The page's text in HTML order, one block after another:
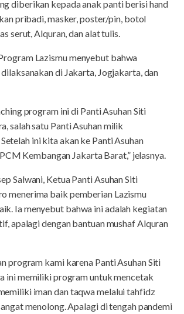
diberikan kepada anak panti berisi hand
pribadi, masker, poster/pin, botol
serut, Alquran, dan alat tulis.
Lazismu menyebut bahwa
di Jakarta, Jogjakarta, dan
program ini di Panti Asuhan Siti
salah satu Panti Asuhan milik
ini kita akan ke Panti Asuhan
Kembangan Jakarta Barat,” jelasnya.
Salwani, Ketua Panti Asuhan Siti
menerima baik pemberian Lazismu
Ia menyebut bahwa ini adalah kegiatan
apalagi dengan bantuan mushaf Alquran
program kami karena Panti Asuhan Siti
ini memiliki program untuk mencetak
iman dan taqwa melalui tahfidz
menolong. Apalagi di tengah pandemi